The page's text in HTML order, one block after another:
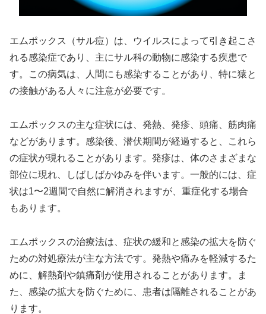
エムポックス（サル痘）は、ウイルスによって引き起こさ
れる感染症であり、主にサル科の動物に感染する疾患で
す。この病気は、人間にも感染することがあり、特に猿と
の接触がある人々に注意が必要です。
エムポックスの主な症状には、発熱、発疹、頭痛、筋肉痛
などがあります。感染後、潜伏期間が経過すると、これら
の症状が現れることがあります。発疹は、体のさまざまな
部位に現れ、しばしばかゆみを伴います。一般的には、症
状は1〜2週間で自然に解消されますが、重症化する場合
もあります。
エムポックスの治療法は、症状の緩和と感染の拡大を防ぐ
ための対処療法が主な方法です。発熱や痛みを軽減するた
めに、解熱剤や鎮痛剤が使用されることがあります。ま
た、感染の拡大を防ぐために、患者は隔離されることがあ
ります。